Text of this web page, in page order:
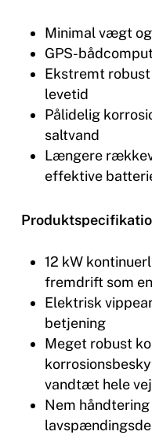
Minimal vægt
GPS-
Ekstremt
levetid
Pålidelig
saltvand
Længere
effektive
12 kW
fremdrift som
Elektrisk
betjening
Meget robust
vandtæt hele
Nem